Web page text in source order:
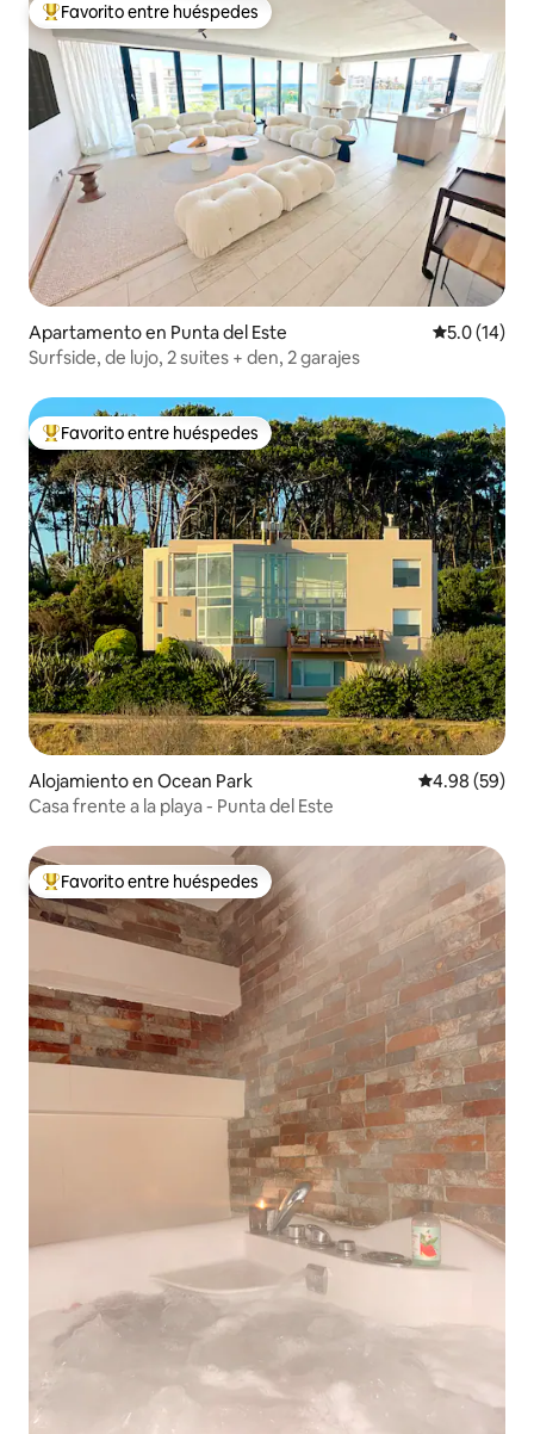
Favorito entre huéspedes preferido
Favorito entre huéspedes
Apartamento en Punta del Este Calificación
5.0 (14)
Surfside, de lujo, 2 suites + den, 2 garajes
Favorito entre huéspedes preferido
Favorito entre huéspedes
Alojamiento en Ocean Park Calificación
4.98 (59)
Casa frente a la playa - Punta del Este
Favorito entre huéspedes preferido
Favorito entre huéspedes